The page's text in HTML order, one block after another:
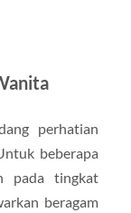
perhatian
beberapa
pada tingkat
beragam